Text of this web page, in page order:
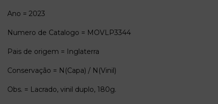
Ano = 2023
Numero de Catalogo = MOVLP3344
Pais de origem = Inglaterra
Conservação = N(Capa) / N(Vinil)
Obs. = Lacrado, vinil duplo, 180g.